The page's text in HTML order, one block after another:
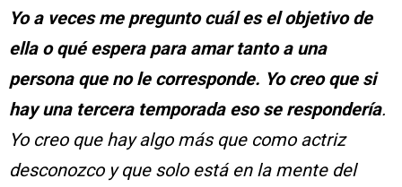
Yo a veces me pregunto cuál es el objetivo de
ella o qué espera para amar tanto a una
persona que no le corresponde. Yo creo que si
hay una tercera temporada eso se respondería.
Yo creo que hay algo más que como actriz
desconozco y que solo está en la mente del